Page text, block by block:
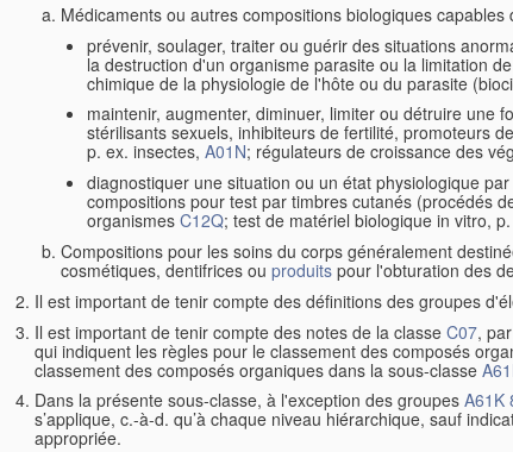
Médicaments ou autres compositions biologiques capables
prévenir, soulager, traiter ou guérir des situations
la destruction d'un organisme parasite ou la limitation
chimique de la physiologie de l'hôte ou du parasite
maintenir, augmenter, diminuer, limiter ou détruire une
stérilisants sexuels, inhibiteurs de fertilité, promoteurs
p. ex. insectes, A01N; régulateurs de croissance des
diagnostiquer une situation ou un état physiologique
compositions pour test par timbres cutanés (procédés
organismes C12Q; test de matériel biologique in vitro,
Compositions pour les soins du corps généralement
cosmétiques, dentifrices ou produits pour l'obturation des
Il est important de tenir compte des définitions des groupes
Il est important de tenir compte des notes de la classe C07,
qui indiquent les règles pour le classement des composés
classement des composés organiques dans la sous-classe
Dans la présente sous-classe, à l'exception des groupes A61K
s’applique, c.-à-d. qu’à chaque niveau hiérarchique, sauf
appropriée.